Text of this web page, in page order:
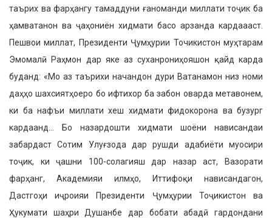
таърих ва фарҳангу тамаддуни ғаноманди мил­лати тоҷик ба
ҳамватанон ва ҷаҳониён хидмати басо арзанда кардаааст.
Пешвои миллат, Президенти Ҷумҳу­рии Точикистон муҳтарам
Эмомалӣ Раҳмон дар яке аз суханрониҳояшон қайд карда
буданд: «Мо аз таърихи начандон дури Ватанамон низ номи
даҳҳо шахсиятҳоеро бо ифтихор ба забон оварда метавонем,
ки ба нафъи миллати хеш хидмати фидокорона ва бузург
кардаанд… Бо назардошти хидмати шоёни нависандаи
забардаст Сотим Улуғзода дар рушди адабиёти муосири
тоҷик, ки ҷашни 100-солаги­яш дар назар аст, Вазорати
фарҳанг, Академияи илмҳо, Иттифоқи нависан­дагон,
Дастгоҳи иҷроияи Президенти Ҷумҳурии Тоҷикистон ва
Ҳукумати шаҳри Душанбе дар бобати абадӣ гар­дондани